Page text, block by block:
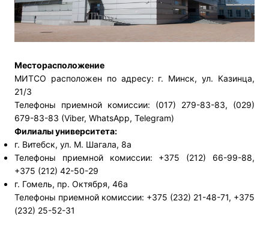
Месторасположение
МИТСО расположен по адресу: г. Минск, ул. Казинца,
21/3
Телефоны приемной комиссии: (017) 279-83-83, (029)
679-83-83 (Viber, WhatsApp, Telegram)
Филиалы университета:
г. Витебск, ул. М. Шагала, 8а
Телефоны приемной комиссии: +375 (212) 66-99-88,
+375 (212) 42-50-29
г. Гомель, пр. Октября, 46а
Телефоны приемной комиссии: +375 (232) 21-48-71, +375
(232) 25-52-31